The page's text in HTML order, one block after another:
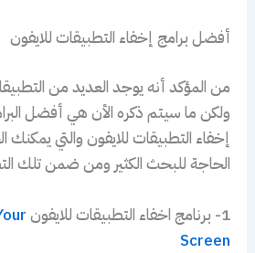
أفضل برامج إخفاء التطبيقات للايفون
من المؤكد أنه يوجد العديد من
ولكن ما سيتم ذكره الأن هي أفضل
إخفاء التطبيقات للايفون والتي
الحاجة للبحث الكثير ومن ضمن تلك
1- برنامج اخفاء التطبيقات للايفون
Screen